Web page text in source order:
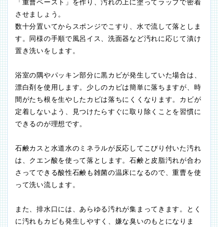
「重曹ペースト」を作り、汚れの上に塗ってラップで密着
させましょう。
数十分置いてからスポンジでこすり、水で流して落としま
す。同様の手順で風呂イス、洗面器など汚れに応じて漬け
置き洗いをします。
浴室の隅やパッキン部分に黒カビが発生していた場合は、
漂白剤を使用します。少しのカビは簡単に落ちますが、時
間がたち根を生やしたカビは落ちにくくなります。カビが
定着しないよう、見つけたらすぐに取り除くことを習慣に
できるのが理想です。
石鹸カスと水道水のミネラルが反応してこびり付いた汚れ
は、クエン酸を使って落とします。石鹸と皮脂汚れが合わ
さってできる酸性石鹸も雑菌の温床になるので、重曹を使
って洗い流します。
また、排水口には、あらゆる汚れが集まってきます。とく
に汚れもカビも発生しやすく、嫌な臭いのもとになりま